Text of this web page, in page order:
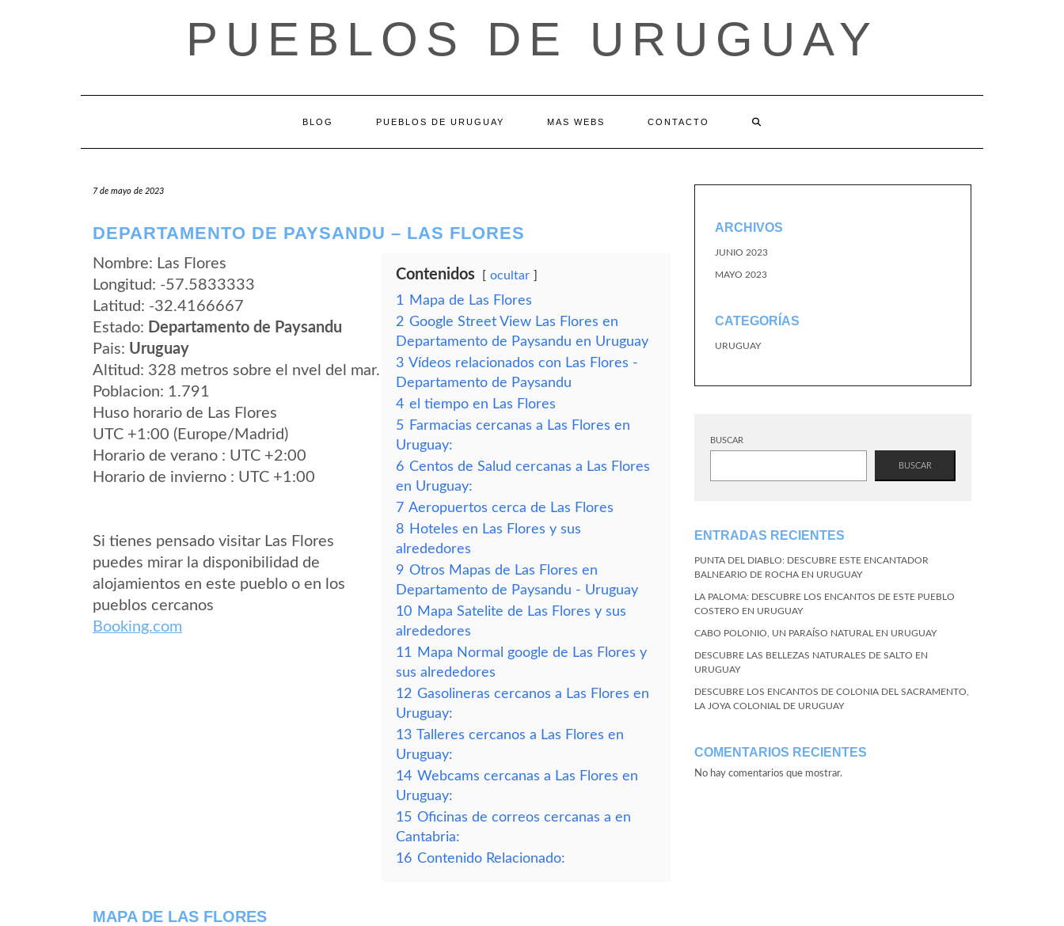
PUEBLOS DE URUGUAY
BLOG PUEBLOS DE URUGUAY MAS WEBS CONTACTO
7 de mayo de 2023
DEPARTAMENTO DE PAYSANDU – LAS FLORES
Nombre: Las Flores
Longitud: -57.5833333
Latitud: -32.4166667
Estado: Departamento de Paysandu
Pais: Uruguay
Altitud: 328 metros sobre el nvel del mar.
Poblacion: 1.791
Huso horario de Las Flores
UTC +1:00 (Europe/Madrid)
Horario de verano : UTC +2:00
Horario de invierno : UTC +1:00
Si tienes pensado visitar Las Flores
puedes mirar la disponibilidad de
alojamientos en este pueblo o en los
pueblos cercanos
Booking.com
Contenidos ocultar
1
Mapa de Las Flores
2 Google Street View Las Flores en
Departamento de Paysandu en Uruguay
3 Vídeos relacionados con Las Flores -
Departamento de Paysandu
4 el tiempo en Las Flores
5 Farmacias cercanas a Las Flores en
Uruguay:
6 Centos de Salud cercanas a Las Flores
en Uruguay:
7 Aeropuertos cerca de Las Flores
8 Hoteles en Las Flores y sus
alrededores
9 Otros Mapas de Las Flores en
Departamento de Paysandu - Uruguay
10 Mapa Satelite de Las Flores y sus
alrededores
11
Mapa Normal google de Las Flores y
sus alrededores
12 Gasolineras cercanos a Las Flores en
Uruguay:
13 Talleres cercanos a Las Flores en
Uruguay:
14 Webcams cercanas a Las Flores en
Uruguay:
15 Oficinas de correos cercanas a en
Cantabria:
16 Contenido Relacionado:
MAPA DE LAS FLORES
ARCHIVOS
JUNIO 2023
MAYO 2023
CATEGORÍAS
URUGUAY
BUSCAR
BUSCAR
ENTRADAS RECIENTES
PUNTA DEL DIABLO: DESCUBRE ESTE ENCANTADOR
BALNEARIO DE ROCHA EN URUGUAY
LA PALOMA: DESCUBRE LOS ENCANTOS DE ESTE PUEBLO
COSTERO EN URUGUAY
CABO POLONIO, UN PARAÍSO NATURAL EN URUGUAY
DESCUBRE LAS BELLEZAS NATURALES DE SALTO EN
URUGUAY
DESCUBRE LOS ENCANTOS DE COLONIA DEL SACRAMENTO,
LA JOYA COLONIAL DE URUGUAY
COMENTARIOS RECIENTES
No hay comentarios que mostrar.